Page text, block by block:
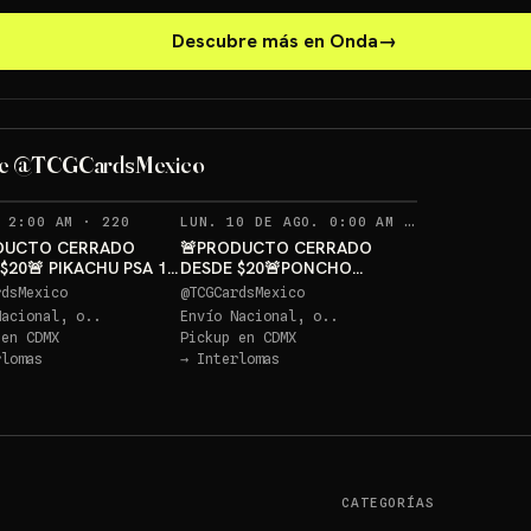
Descubre más en Onda→
@TCGCardsMexico
Sorteo: PIKACHU PSA 10 GRATIS →
2:00 AM · 220 RECORDATORIOS
CERRADO
PIKACHU PSA 10
o..
CDMX
PONCHO
LUN. 10 DE AGO. 0:00 AM ·
🚨PRODUCTO CERRADO
DESDE $20🚨PONCHO
PIKACHU PSA 10 GRATIS
@TCGCardsMexico
Envío Nacional, o..
Pickup en CDMX
→ Interlomas
CATEGORÍAS